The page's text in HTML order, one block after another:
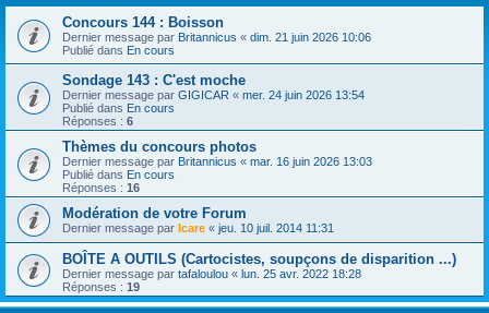
Concours 144 : Boisson
Dernier message par Britannicus « dim. 21 juin 2026 10:06
Publié dans En cours
Sondage 143 : C'est moche
Dernier message par GIGICAR « mer. 24 juin 2026 13:54
Publié dans En cours
Réponses : 6
Thèmes du concours photos
Dernier message par Britannicus « mar. 16 juin 2026 13:03
Publié dans En cours
Réponses : 16
Modération de votre Forum
Dernier message par Icare « jeu. 10 juil. 2014 11:31
BOÎTE A OUTILS (Cartocistes, soupçons de disparition ...)
Dernier message par tafaloulou « lun. 25 avr. 2022 18:28
Réponses : 19